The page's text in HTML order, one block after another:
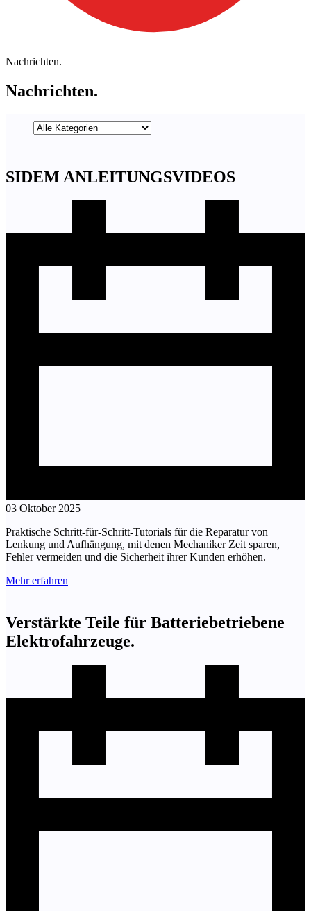
Nachrichten.
Nachrichten.
SIDEM ANLEITUNGSVIDEOS
03 Oktober 2025
Praktische Schritt-für-Schritt-Tutorials für die Reparatur von
Lenkung und Aufhängung, mit denen Mechaniker Zeit sparen,
Fehler vermeiden und die Sicherheit ihrer Kunden erhöhen.
Mehr erfahren
Verstärkte Teile für Batteriebetriebene
Elektrofahrzeuge.